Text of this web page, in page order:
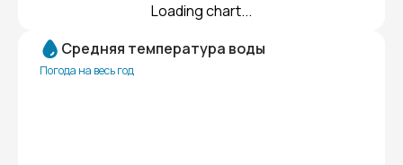
Loading chart...
Средняя температура воды
Погода на весь год